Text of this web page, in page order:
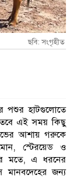
ছবি: সংগৃহীত
পশুর হাটগুলোতে
তবে এই সময় কিছু
আশায় গরুকে
স্টেরয়েড ও
মতে, এ ধরনের
মানবদেহের জন্য